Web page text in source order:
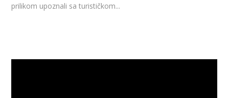
prilikom upoznali sa turističkom...